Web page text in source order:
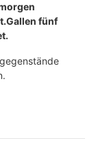
fünf